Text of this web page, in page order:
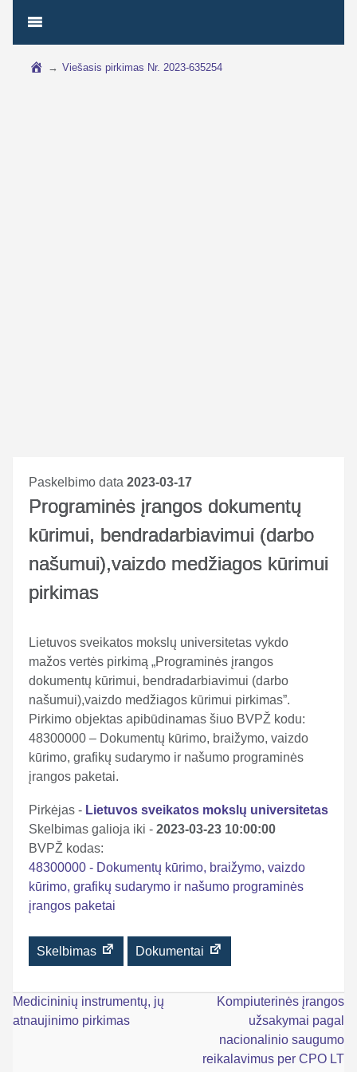
→ Viešasis pirkimas Nr. 2023-635254
Paskelbimo data 2023-03-17
Programinės įrangos dokumentų
kūrimui, bendradarbiavimui (darbo
našumui),vaizdo medžiagos kūrimui
pirkimas
Lietuvos sveikatos mokslų universitetas vykdo
mažos vertės pirkimą „Programinės įrangos
dokumentų kūrimui, bendradarbiavimui (darbo
našumui),vaizdo medžiagos kūrimui pirkimas”.
Pirkimo objektas apibūdinamas šiuo BVPŽ kodu:
48300000 – Dokumentų kūrimo, braižymo, vaizdo
kūrimo, grafikų sudarymo ir našumo programinės
įrangos paketai.
Pirkėjas - Lietuvos sveikatos mokslų universitetas
Skelbimas galioja iki - 2023-03-23 10:00:00
BVPŽ kodas:
48300000 - Dokumentų kūrimo, braižymo, vaizdo
kūrimo, grafikų sudarymo ir našumo programinės
įrangos paketai
Skelbimas Dokumentai
Navigacija
tarp
Medicininių instrumentų, jų
atnaujinimo pirkimas
Kompiuterinės įrangos
užsakymai pagal
nacionalinio saugumo
reikalavimus per CPO LT